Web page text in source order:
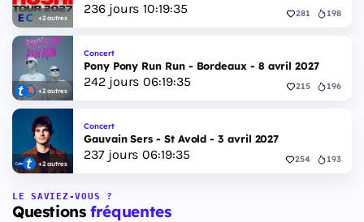
+2 autres
236jours 10:19:34 281 198
+2 autres
Concert
Pony Pony Run Run - Bordeaux - 8 avril 2027
242jours 06:19:34 215 196
+2 autres
Concert
Gauvain Sers - St Avold - 3 avril 2027
237jours 06:19:34 254 193
LE SAVIEZ-VOUS ?
Questionsfréquentes